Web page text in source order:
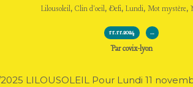
Lilousoleil, Clin d'oeil, Defi, Lundi, Mot mystère,
11.11.2024 …
Par covix-lyon
LILOUSOLEIL Pour Lundi 11